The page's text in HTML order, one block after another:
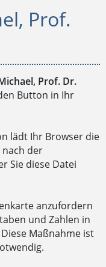
Prof.
Prof. Dr.
Button in Ihr
lädt Ihr Browser die
der
Sie diese Datei
anzufordern
und Zahlen in
Maßnahme ist